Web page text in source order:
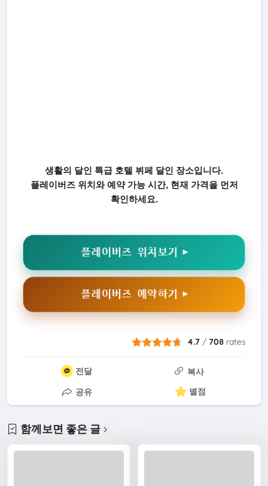
생활의 달인 특급 호텔 뷔페 달인 장소입니다.
플레이버즈 위치와 예약 가능 시간, 현재 가격을 먼저
확인하세요.
플레이버즈 위치보기 ▶
플레이버즈 예약하기 ▶
4.7 / 708 rates
전달
복사
공유
별점
함께보면 좋은 글